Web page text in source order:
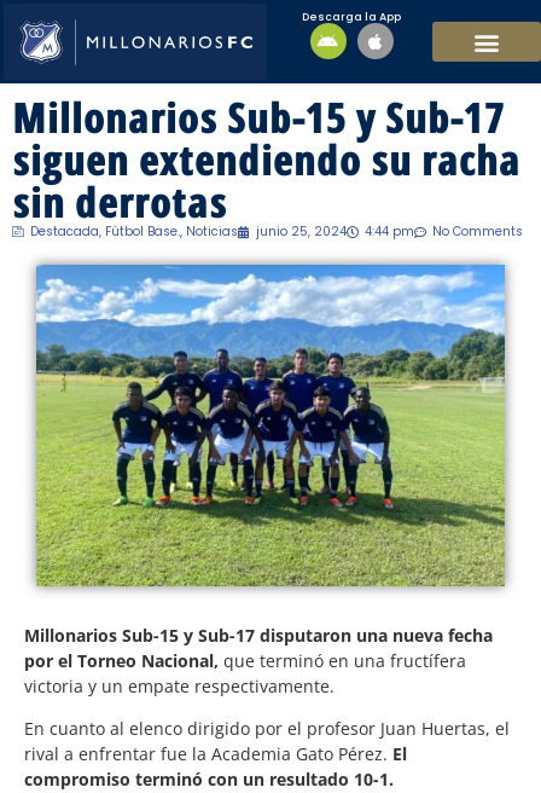
Descarga la App
Millonarios Sub-15 y Sub-17
siguen extendiendo su racha
sin derrotas
Destacada, Fútbol Base., Noticias junio 25, 2024 4:44 pm No Comments
Millonarios Sub-15 y Sub-17 disputaron una nueva fecha
por el Torneo Nacional, que terminó en una fructífera
victoria y un empate respectivamente.
En cuanto al elenco dirigido por el profesor Juan Huertas, el
rival a enfrentar fue la Academia Gato Pérez. El
compromiso terminó con un resultado 10-1.